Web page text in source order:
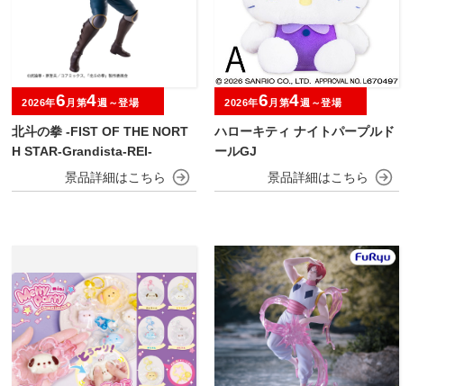
北斗の拳 -FIST OF THE NORT
H STAR-Grandista-REI-
2026年6 月第4週～登場
ハローキティ ナイトパープルド
ールGJ
2026年6 月第4週～登場